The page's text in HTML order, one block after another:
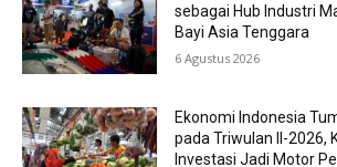
sebagai Hub Industri
Bayi Asia Tenggara
6 Agustus 2026
Ekonomi Indonesia
pada Triwulan II-2026,
Investasi Jadi Motor